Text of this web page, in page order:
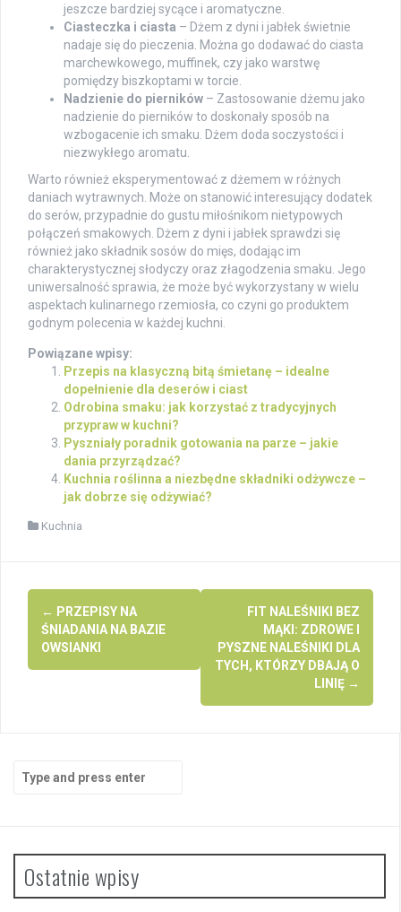
jeszcze bardziej sycące i aromatyczne.
Ciasteczka i ciasta – Dżem z dyni i jabłek świetnie
nadaje się do pieczenia. Można go dodawać do ciasta
marchewkowego, muffinek, czy jako warstwę
pomiędzy biszkoptami w torcie.
Nadzienie do pierników – Zastosowanie dżemu jako
nadzienie do pierników to doskonały sposób na
wzbogacenie ich smaku. Dżem doda soczystości i
niezwykłego aromatu.
Warto również eksperymentować z dżemem w różnych
daniach wytrawnych. Może on stanowić interesujący dodatek
do serów, przypadnie do gustu miłośnikom nietypowych
połączeń smakowych. Dżem z dyni i jabłek sprawdzi się
również jako składnik sosów do mięs, dodając im
charakterystycznej słodyczy oraz złagodzenia smaku. Jego
uniwersalność sprawia, że może być wykorzystany w wielu
aspektach kulinarnego rzemiosła, co czyni go produktem
godnym polecenia w każdej kuchni.
Powiązane wpisy:
Przepis na klasyczną bitą śmietanę – idealne
dopełnienie dla deserów i ciast
Odrobina smaku: jak korzystać z tradycyjnych
przypraw w kuchni?
Pyszniały poradnik gotowania na parze – jakie
dania przyrządzać?
Kuchnia roślinna a niezbędne składniki odżywcze –
jak dobrze się odżywiać?
Kuchnia
Post
navigation
← PRZEPISY NA
ŚNIADANIA NA BAZIE
OWSIANKI
FIT NALEŚNIKI BEZ
MĄKI: ZDROWE I
PYSZNE NALEŚNIKI DLA
TYCH, KTÓRZY DBAJĄ O
LINIĘ →
for:
Ostatnie wpisy